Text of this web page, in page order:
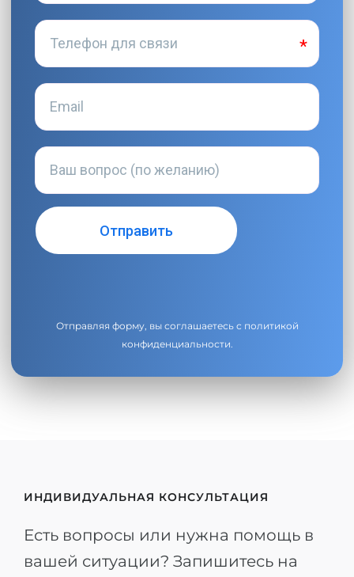
Отправляя форму, вы соглашаетесь с политикой
конфиденциальности.
ИНДИВИДУАЛЬНАЯ КОНСУЛЬТАЦИЯ
Есть вопросы или нужна помощь в
вашей ситуации? Запишитесь на